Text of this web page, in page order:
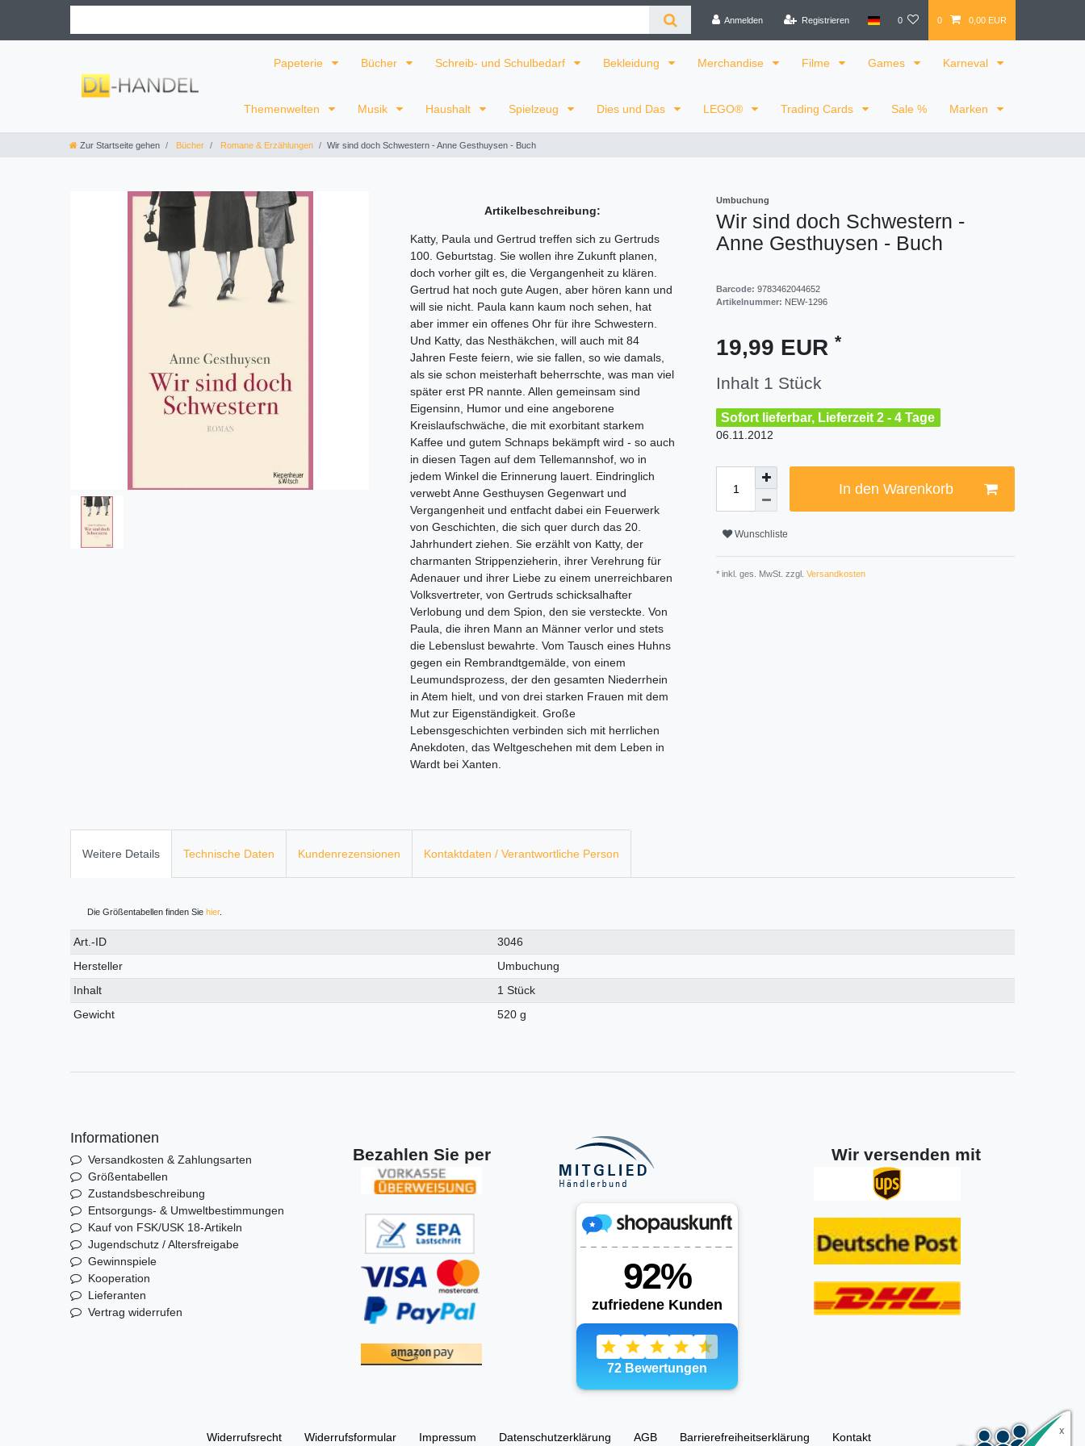
Anmelden Registrieren 0 0 0,00 EUR
Papeterie Bücher Schreib- und Schulbedarf Bekleidung Merchandise Filme Games Karneval
Themenwelten Musik Haushalt Spielzeug Dies und Das LEGO® Trading Cards Sale % Marken
Zur Startseite gehen Bücher Romane & Erzählungen Wir sind doch Schwestern - Anne Gesthuysen - Buch
Artikelbeschreibung:
Katty, Paula und Gertrud treffen sich zu Gertruds
100. Geburtstag. Sie wollen ihre Zukunft planen,
doch vorher gilt es, die Vergangenheit zu klären.
Gertrud hat noch gute Augen, aber hören kann und
will sie nicht. Paula kann kaum noch sehen, hat
aber immer ein offenes Ohr für ihre Schwestern.
Und Katty, das Nesthäkchen, will auch mit 84
Jahren Feste feiern, wie sie fallen, so wie damals,
als sie schon meisterhaft beherrschte, was man viel
später erst PR nannte. Allen gemeinsam sind
Eigensinn, Humor und eine angeborene
Kreislaufschwäche, die mit exorbitant starkem
Kaffee und gutem Schnaps bekämpft wird - so auch
in diesen Tagen auf dem Tellemannshof, wo in
jedem Winkel die Erinnerung lauert. Eindringlich
verwebt Anne Gesthuysen Gegenwart und
Vergangenheit und entfacht dabei ein Feuerwerk
von Geschichten, die sich quer durch das 20.
Jahrhundert ziehen. Sie erzählt von Katty, der
charmanten Strippenzieherin, ihrer Verehrung für
Adenauer und ihrer Liebe zu einem unerreichbaren
Volksvertreter, von Gertruds schicksalhafter
Verlobung und dem Spion, den sie versteckte. Von
Paula, die ihren Mann an Männer verlor und stets
die Lebenslust bewahrte. Vom Tausch eines Huhns
gegen ein Rembrandtgemälde, von einem
Leumundsprozess, der den gesamten Niederrhein
in Atem hielt, und von drei starken Frauen mit dem
Mut zur Eigenständigkeit. Große
Lebensgeschichten verbinden sich mit herrlichen
Anekdoten, das Weltgeschehen mit dem Leben in
Wardt bei Xanten.
Umbuchung
Wir sind doch Schwestern -
Anne Gesthuysen - Buch
Barcode: 9783462044652
Artikelnummer: NEW-1296
19,99 EUR *
Inhalt 1 Stück
Sofort lieferbar, Lieferzeit 2 - 4 Tage
06.11.2012
In den Warenkorb
Wunschliste
* inkl. ges. MwSt. zzgl. Versandkosten
Weitere Details Technische Daten Kundenrezensionen Kontaktdaten / Verantwortliche Person
Die Größentabellen finden Sie hier.
Technisches
Merkmal
Wert
Art.-ID
3046
Hersteller
Umbuchung
Inhalt
1 Stück
Gewicht
520 g
Informationen
Versandkosten & Zahlungsarten
Größentabellen
Zustandsbeschreibung
Entsorgungs- & Umweltbestimmungen
Kauf von FSK/USK 18-Artikeln
Jugendschutz / Altersfreigabe
Gewinnspiele
Kooperation
Lieferanten
Vertrag widerrufen
Bezahlen Sie per Wir versenden mit
Widerrufs­recht Widerrufs­formular Impressum Daten­schutz­erklärung AGB Barrierefreiheitserklärung Kontakt